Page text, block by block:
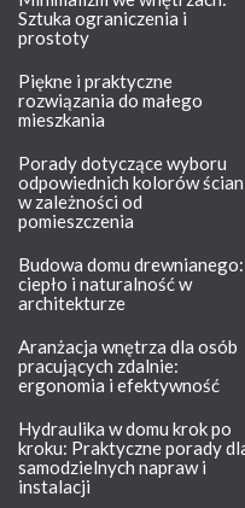
Sztuka ograniczenia i
prostoty
Piękne i praktyczne
rozwiązania do małego
mieszkania
Porady dotyczące wyboru
odpowiednich kolorów ścian
w zależności od
pomieszczenia
Budowa domu drewnianego:
ciepło i naturalność w
architekturze
Aranżacja wnętrza dla osób
pracujących zdalnie:
ergonomia i efektywność
Hydraulika w domu krok po
kroku: Praktyczne porady
samodzielnych napraw i
instalacji